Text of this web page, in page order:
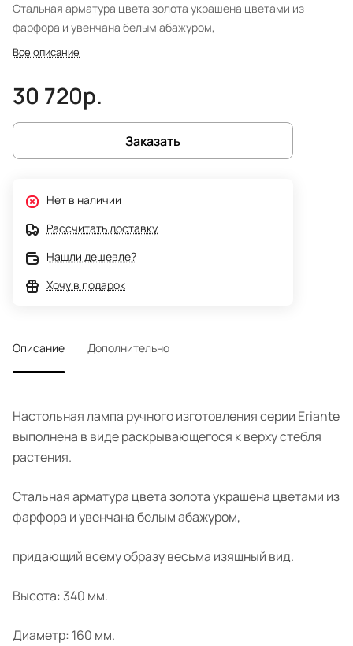
Стальная арматура цвета золота украшена цветами из
фарфора и увенчана белым абажуром,
Все описание
30 720р.
Заказать
Нет в наличии
Рассчитать доставку
Нашли дешевле?
Хочу в подарок
Описание Дополнительно
Настольная лампа ручного изготовления серии Eriante
выполнена в виде раскрывающегося к верху стебля
растения.
Стальная арматура цвета золота украшена цветами из
фарфора и увенчана белым абажуром,
придающий всему образу весьма изящный вид.
Высота: 340 мм.
Диаметр: 160 мм.